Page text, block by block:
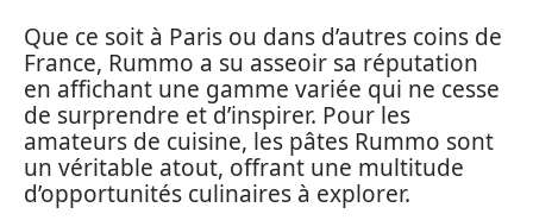
Que ce soit à Paris ou dans d’autres coins de
France, Rummo a su asseoir sa réputation
en affichant une gamme variée qui ne cesse
de surprendre et d’inspirer. Pour les
amateurs de cuisine, les pâtes Rummo sont
un véritable atout, offrant une multitude
d’opportunités culinaires à explorer.